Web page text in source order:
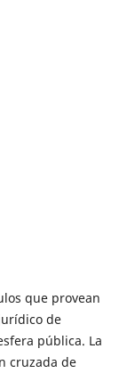
que provean
de
pública. La
cruzada de